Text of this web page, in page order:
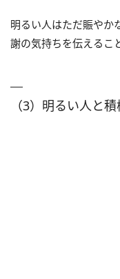
明るい人はただ賑やか
謝の気持ちを伝えるこ
（3）明るい人と